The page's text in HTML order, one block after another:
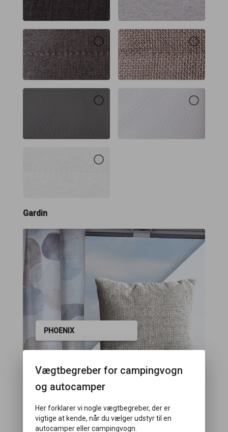
Gardin
PHOENIX
Vægtbegreber for campingvogn
og autocamper
Her forklarer vi nogle vægtbegreber, der er
vigtige at kende, når du vælger udstyr til en
autocamper eller campingvogn.